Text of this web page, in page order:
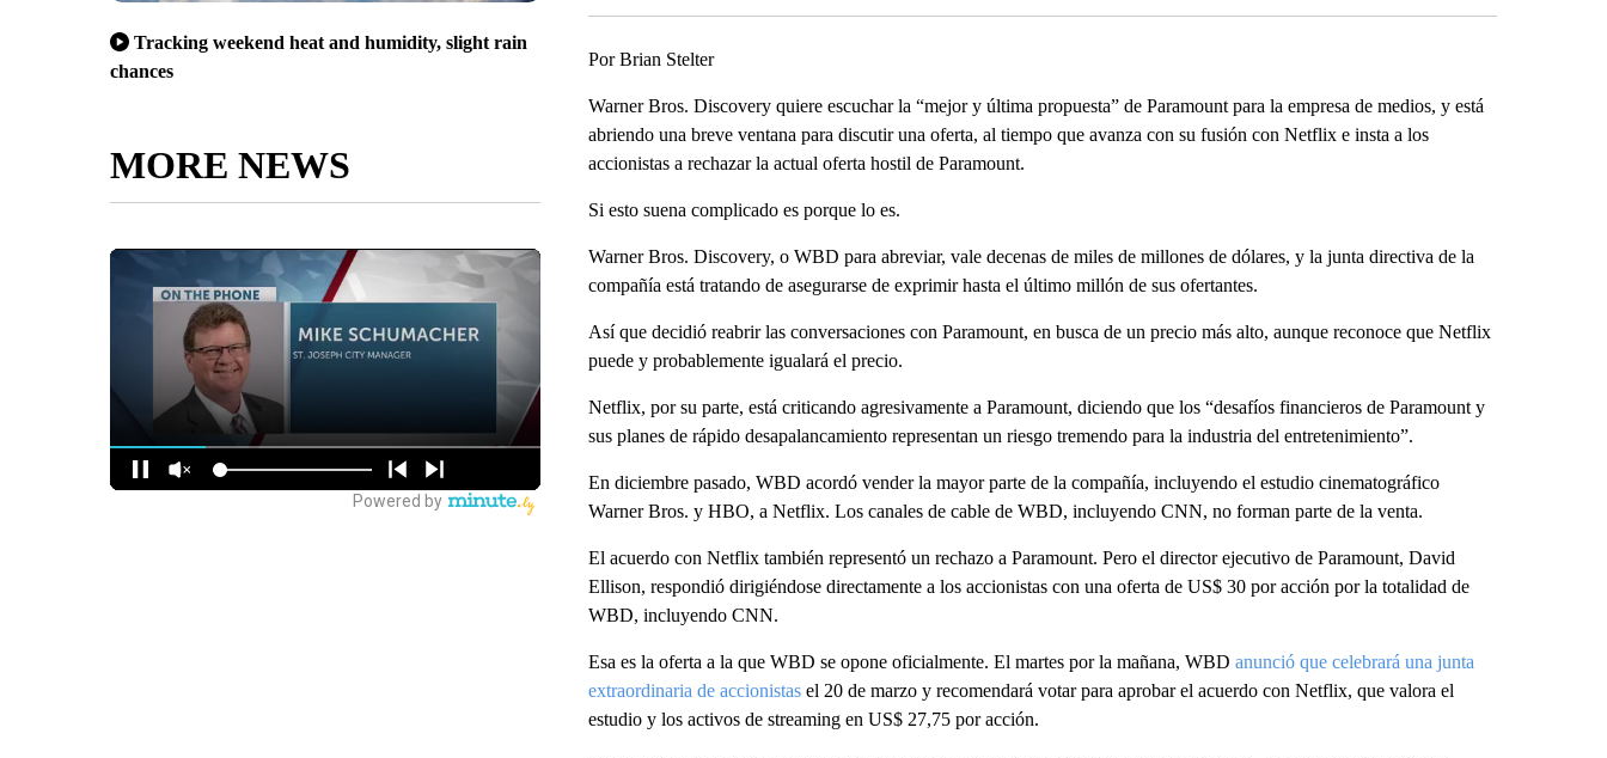
Tracking weekend heat and humidity, slight rain
chances
MORE NEWS
Por Brian Stelter
Warner Bros. Discovery quiere escuchar la “mejor y última propuesta” de Paramount para la empresa de medios, y está
abriendo una breve ventana para discutir una oferta, al tiempo que avanza con su fusión con Netflix e insta a los
accionistas a rechazar la actual oferta hostil de Paramount.
Si esto suena complicado es porque lo es.
Warner Bros. Discovery, o WBD para abreviar, vale decenas de miles de millones de dólares, y la junta directiva de la
compañía está tratando de asegurarse de exprimir hasta el último millón de sus ofertantes.
Así que decidió reabrir las conversaciones con Paramount, en busca de un precio más alto, aunque reconoce que Netflix
puede y probablemente igualará el precio.
Netflix, por su parte, está criticando agresivamente a Paramount, diciendo que los “desafíos financieros de Paramount y
sus planes de rápido desapalancamiento representan un riesgo tremendo para la industria del entretenimiento”.
En diciembre pasado, WBD acordó vender la mayor parte de la compañía, incluyendo el estudio cinematográfico
Warner Bros. y HBO, a Netflix. Los canales de cable de WBD, incluyendo CNN, no forman parte de la venta.
El acuerdo con Netflix también representó un rechazo a Paramount. Pero el director ejecutivo de Paramount, David
Ellison, respondió dirigiéndose directamente a los accionistas con una oferta de US$ 30 por acción por la totalidad de
WBD, incluyendo CNN.
Esa es la oferta a la que WBD se opone oficialmente. El martes por la mañana, WBD anunció que celebrará una junta
extraordinaria de accionistasel 20 de marzo y recomendará votar para aprobar el acuerdo con Netflix, que valora el
estudio y los activos de streaming en US$ 27,75 por acción.